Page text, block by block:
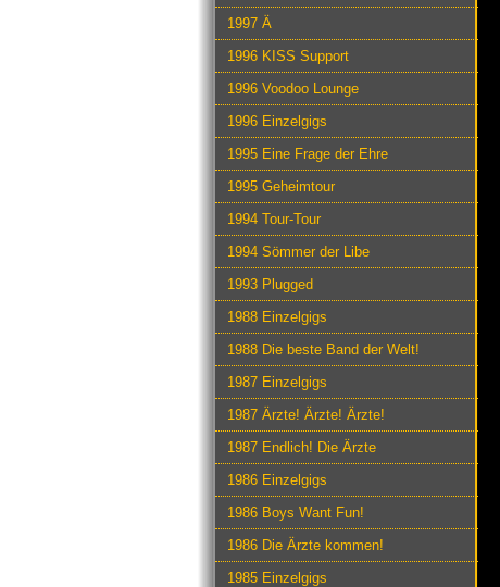
1997 Ä
1996 KISS Support
1996 Voodoo Lounge
1996 Einzelgigs
1995 Eine Frage der Ehre
1995 Geheimtour
1994 Tour-Tour
1994 Sömmer der Libe
1993 Plugged
1988 Einzelgigs
1988 Die beste Band der Welt!
1987 Einzelgigs
1987 Ärzte! Ärzte! Ärzte!
1987 Endlich! Die Ärzte
1986 Einzelgigs
1986 Boys Want Fun!
1986 Die Ärzte kommen!
1985 Einzelgigs